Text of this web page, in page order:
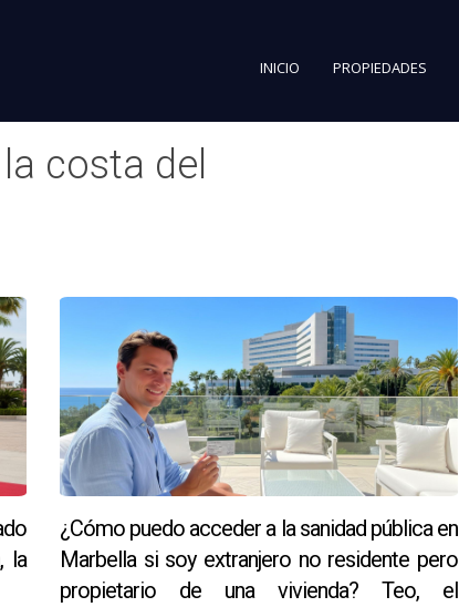
INICIO PROPIEDADES
costa del
la
¿Cómo puedo acceder a la sanidad pública en
Marbella si soy extranjero no residente pero
propietario de una vivienda? Teo, el